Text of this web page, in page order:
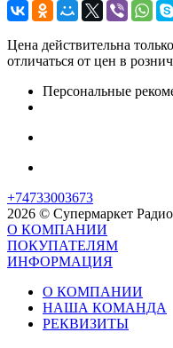
Цена действительна
отличаться от цен в
Персональные
+74733003673
2026 © Супермаркет
О КОМПАНИИ
ПОКУПАТЕЛЯМ
ИНФОРМАЦИЯ
О КОМПАНИИ
НАША КОМАНДА
РЕКВИЗИТЫ